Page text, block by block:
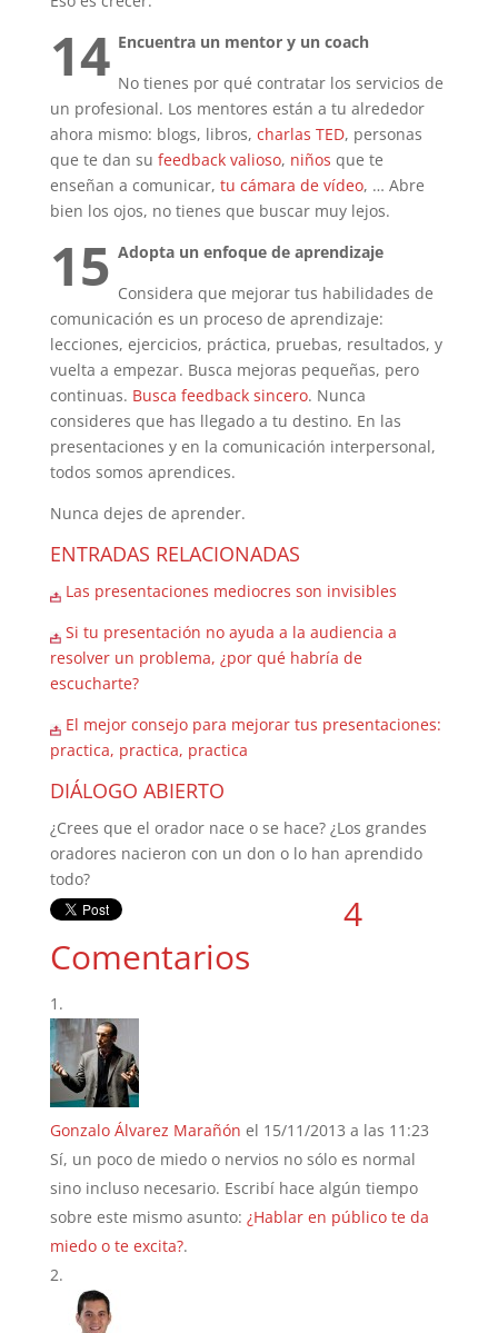
14 Encuentra un mentor y un coach
No tienes por qué contratar los servicios de
un profesional. Los mentores están a tu alrededor
ahora mismo: blogs, libros, charlas TED, personas
que te dan su feedback valioso, niños que te
enseñan a comunicar, tu cámara de vídeo, … Abre
bien los ojos, no tienes que buscar muy lejos.
15 Adopta un enfoque de aprendizaje
Considera que mejorar tus habilidades de
comunicación es un proceso de aprendizaje:
lecciones, ejercicios, práctica, pruebas, resultados, y
vuelta a empezar. Busca mejoras pequeñas, pero
continuas. Busca feedback sincero. Nunca
consideres que has llegado a tu destino. En las
presentaciones y en la comunicación interpersonal,
todos somos aprendices.
Nunca dejes de aprender.
ENTRADAS RELACIONADAS
Las presentaciones mediocres son invisibles
Si tu presentación no ayuda a la audiencia a
resolver un problema, ¿por qué habría de
escucharte?
El mejor consejo para mejorar tus presentaciones:
practica, practica, practica
DIÁLOGO ABIERTO
¿Crees que el orador nace o se hace? ¿Los grandes
oradores nacieron con un don o lo han aprendido
todo?
4
Comentarios
Gonzalo Álvarez Marañón el 15/11/2013 a las 11:23
Sí, un poco de miedo o nervios no sólo es normal
sino incluso necesario. Escribí hace algún tiempo
sobre este mismo asunto: ¿Hablar en público te da
miedo o te excita?.